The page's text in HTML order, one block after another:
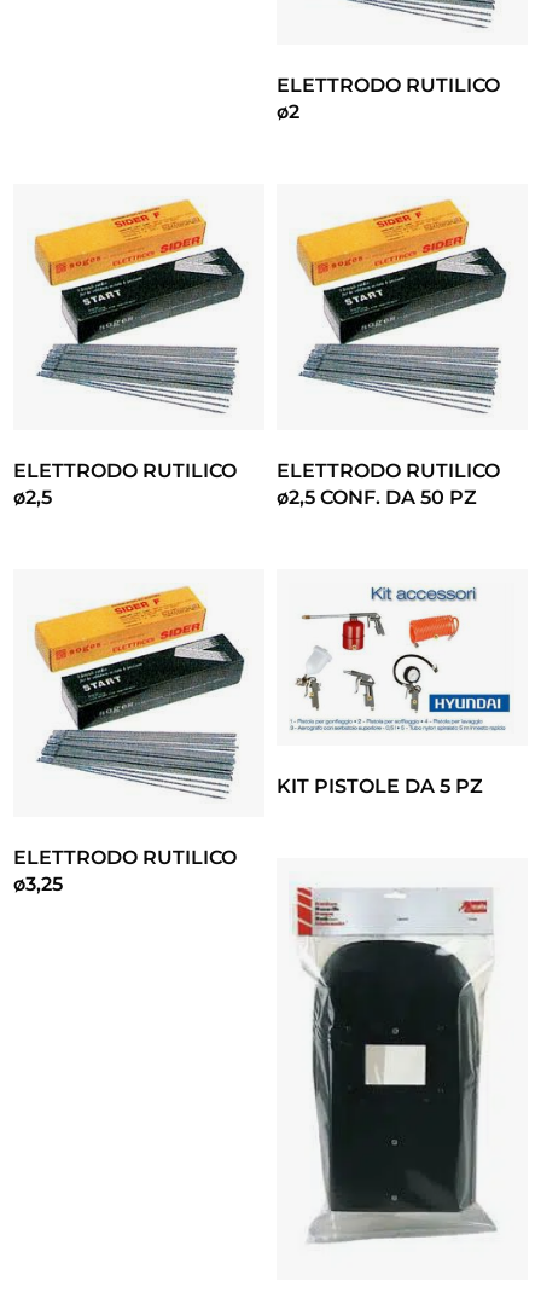
ELETTRODO RUTILICO
ø2
ELETTRODO RUTILICO
ø2,5
ELETTRODO RUTILICO
ø2,5 CONF. DA 50 PZ
ELETTRODO RUTILICO
ø3,25
KIT PISTOLE DA 5 PZ